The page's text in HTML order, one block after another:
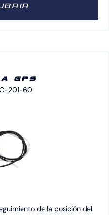
GPS
201-60
de la posición del